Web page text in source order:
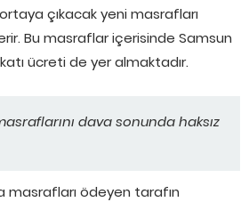
çıkacak yeni masrafları
Bu masraflar içerisinde Samsun
ücreti de yer almaktadır.
dava sonunda haksız
masrafları ödeyen tarafın